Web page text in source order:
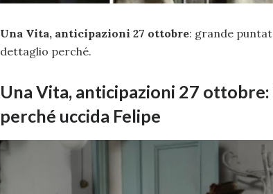
Una Vita, anticipazioni 27 ottobre: grande
dettaglio perché.
Una Vita, anticipazioni 27 ottobre:
perché uccida Felipe